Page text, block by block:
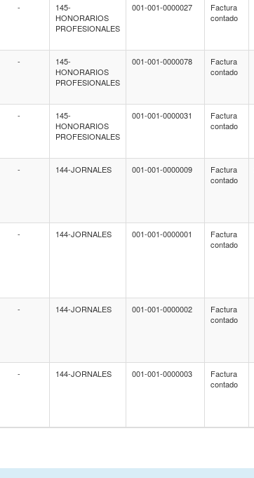
-
145-
HONORARIOS
PROFESIONALES
001-001-0000027
Factura
contado
-
145-
HONORARIOS
PROFESIONALES
001-001-0000078
Factura
contado
-
145-
HONORARIOS
PROFESIONALES
001-001-0000031
Factura
contado
- 144-JORNALES 001-001-0000009
Factura
contado
- 144-JORNALES 001-001-0000001
Factura
contado
- 144-JORNALES 001-001-0000002
Factura
contado
- 144-JORNALES 001-001-0000003
Factura
contado